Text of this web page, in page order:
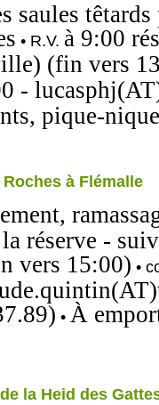
saules têtards
• R.V. à 9:00
(fin vers
-
pique-
à Flémalle
réserve -
vers 15:00) •
• À
la Heid des